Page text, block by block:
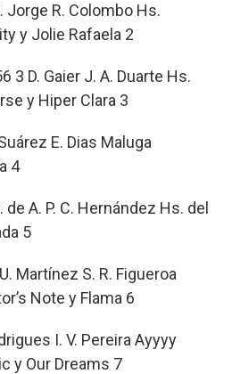
Jorge R. Colombo Hs.
y Jolie Rafaela 2
3 D. Gaier J. A. Duarte Hs.
y Hiper Clara 3
E. Dias Maluga
4
de A. P. C. Hernández Hs. del
5
Martínez S. R. Figueroa
Note y Flama 6
I. V. Pereira Ayyyy
y Our Dreams 7